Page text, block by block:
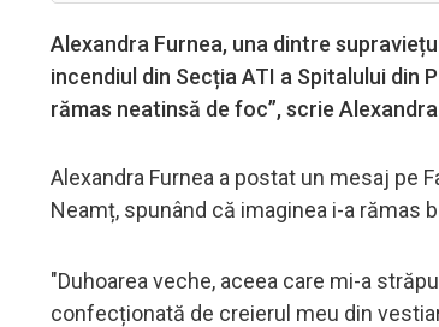
Alexandra Furnea, una dintre
incendiul din Secția ATI a Spitalului din
rămas neatinsă de foc”, scrie
Alexandra Furnea a postat un mesaj pe
Neamț, spunând că imaginea i-a rămas
"Duhoarea veche, aceea care mi-a
confecționată de creierul meu din